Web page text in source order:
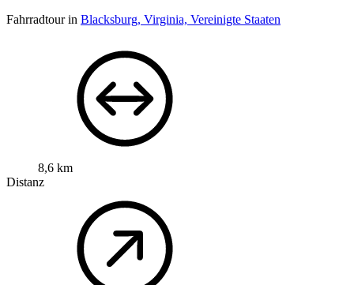
Fahrradtour in Blacksburg, Virginia, Vereinigte Staaten
8,6 km
Distanz